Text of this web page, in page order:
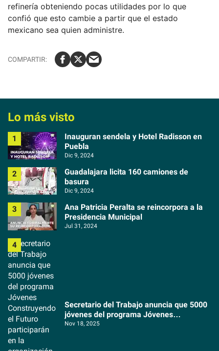
refinería obteniendo pocas utilidades por lo que
confió que esto cambie a partir que el estado
mexicano sea quien administre.
Lo más visto
Inauguran sendela y Hotel Radisson en
Puebla
Dic 9, 2024
Guadalajara licita 160 camiones de
basura
Dic 9, 2024
Ana Patricia Peralta se reincorpora a la
Presidencia Municipal
Jul 31, 2024
Secretario del Trabajo anuncia que 5000
jóvenes del programa Jóvenes
Construyendo el Futuro participarán en la
Nov 18, 2025